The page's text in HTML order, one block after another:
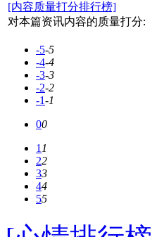
[内容质量打分排行榜]
对本篇资讯内容的质量打分:
-5-5
-4-4
-3-3
-2-2
-1-1
00
11
22
33
44
55